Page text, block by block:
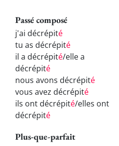
Passé composé
j'ai décrépité
tu as décrépité
il a décrépité/elle a
décrépité
nous avons décrépité
vous avez décrépité
ils ont décrépité/elles ont
décrépité
Plus-que-parfait